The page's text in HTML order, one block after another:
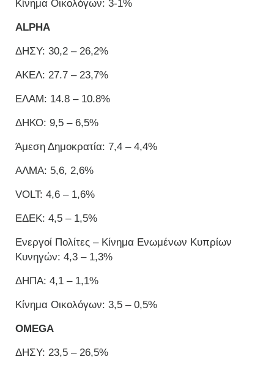
Κίνημα Οικολόγων: 3-1%
ALPHA
ΔΗΣΥ: 30,2 – 26,2%
ΑΚΕΛ: 27.7 – 23,7%
ΕΛΑΜ: 14.8 – 10.8%
ΔΗΚΟ: 9,5 – 6,5%
Άμεση Δημοκρατία: 7,4 – 4,4%
ΑΛΜΑ: 5,6, 2,6%
VOLT: 4,6 – 1,6%
ΕΔΕΚ: 4,5 – 1,5%
Ενεργοί Πολίτες – Κίνημα Ενωμένων Κυπρίων
Κυνηγών: 4,3 – 1,3%
ΔΗΠΑ: 4,1 – 1,1%
Κίνημα Οικολόγων: 3,5 – 0,5%
OMEGA
ΔΗΣΥ: 23,5 – 26,5%